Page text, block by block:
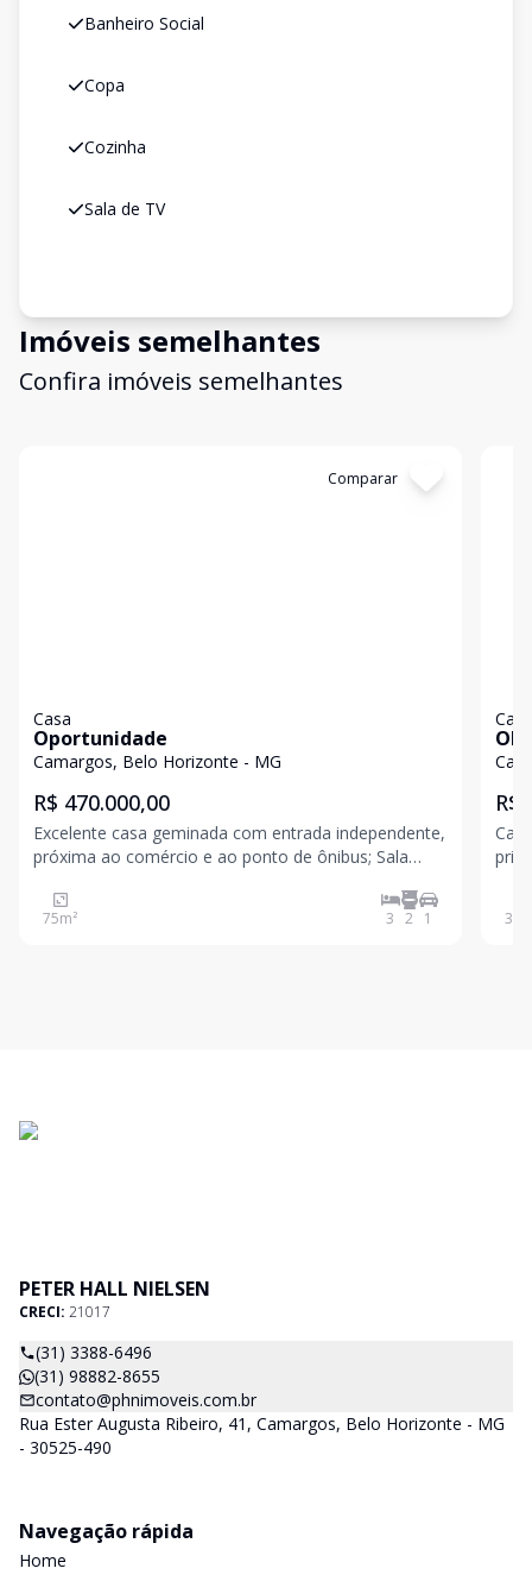
Banheiro Social
Copa
Cozinha
Sala de TV
Imóveis semelhantes
Confira imóveis semelhantes
Comparar
Casa
Oportunidade
Camargos, Belo Horizonte - MG
R$ 470.000,00
Excelente casa geminada com entrada independente,
próxima ao comércio e ao ponto de ônibus; Sala
de acesso ao piso superior em granito; Cozinha com
armários embutidos, bancada de granito, piso de
75m² 3 2 1
Casa
R$
303
PETER HALL NIELSEN
CRECI: 21017
(31) 3388-6496
(31) 98882-8655
contato@phnimoveis.com.br
Rua Ester Augusta Ribeiro, 41, Camargos, Belo Horizonte - MG
- 30525-490
Navegação rápida
Home